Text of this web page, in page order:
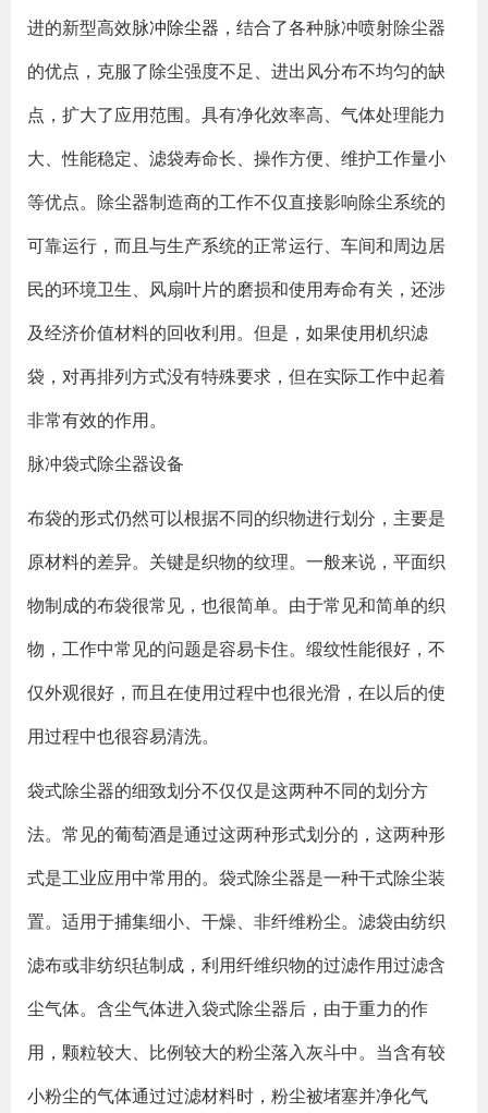
进的新型高效脉冲除尘器 ，结合了各种脉冲喷射除尘器
的优点，克服了除尘强度不足、进出风分布不均匀的缺
点，扩大了应用范围。具有净化效率高、气体处理能力
大、性能稳定、滤袋寿命长、操作方便、维护工作量小
等优点。除尘器制造商的工作不仅直接影响除尘系统的
可靠运行，而且与生产系统的正常运行、车间和周边居
民的环境卫生、风扇叶片的磨损和使用寿命有关，还涉
及经济价值材料的回收利用。但是，如果使用机织滤
袋，对再排列方式没有特殊要求，但在实际工作中起着
非常有效的作用。
脉冲袋式除尘器设备
布袋的形式仍然可以根据不同的织物进行划分，主要是
原材料的差异。关键是织物的纹理。一般来说，平面织
物制成的布袋很常见，也很简单。由于常见和简单的织
物，工作中常见的问题是容易卡住。缎纹性能很好，不
仅外观很好，而且在使用过程中也很光滑，在以后的使
用过程中也很容易清洗。
袋式除尘器的细致划分不仅仅是这两种不同的划分方
法。常见的葡萄酒是通过这两种形式划分的，这两种形
式是工业应用中常用的。袋式除尘器是一种干式除尘装
置。适用于捕集细小、干燥、非纤维粉尘。滤袋由纺织
滤布或非纺织毡制成，利用纤维织物的过滤作用过滤含
尘气体。含尘气体进入袋式除尘器后，由于重力的作
用，颗粒较大、比例较大的粉尘落入灰斗中。当含有较
小粉尘的气体通过过滤材料时，粉尘被堵塞并净化气